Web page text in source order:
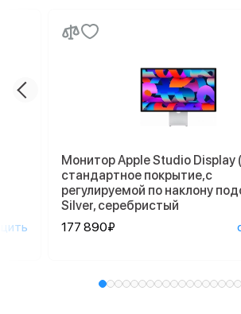
Монитор Apple Studio Display
стандартное покрытие,с
регулируемой по наклону
Silver, серебристый
177 890₽